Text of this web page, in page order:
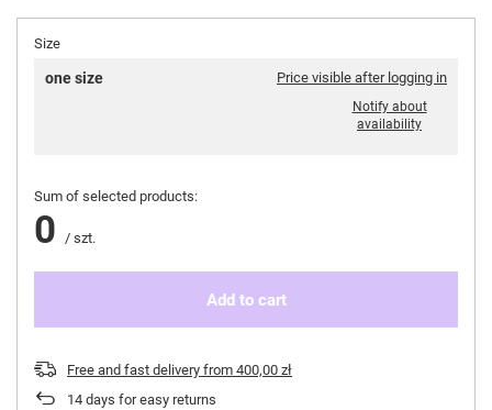
Size
one size Price visible after logging in
Notify about
availability
Sum of selected products:
0 / szt.
Add to cart
Free and fast delivery from 400,00 zł
14 days for easy returns